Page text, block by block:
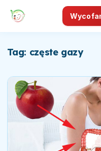
Tag: częste gazy